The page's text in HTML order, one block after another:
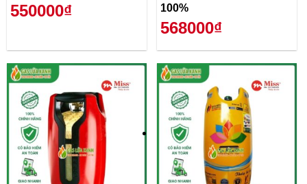
550000₫
100%
568000₫